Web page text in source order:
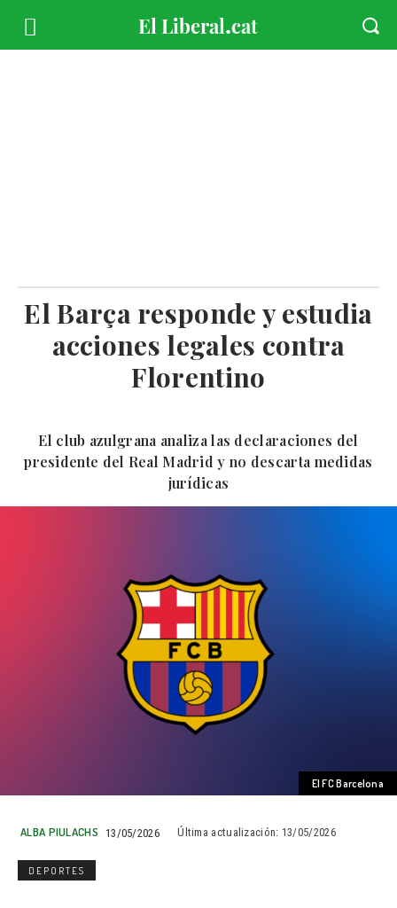
El Barça responde y estudia
acciones legales contra
Florentino
El club azulgrana analiza las declaraciones del
presidente del Real Madrid y no descarta medidas
jurídicas
El FC Barcelona
ALBA PIULACHS 13/05/2026 Última actualización: 13/05/2026
DEPORTES